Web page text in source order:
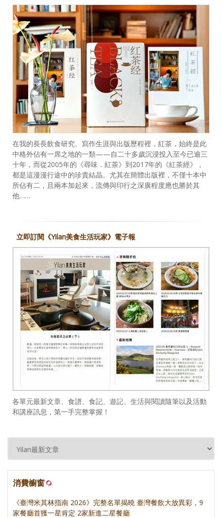
在我的長長飲食研究、寫作生涯與出版歷程裡，紅茶，始終是此
中格外佔有一席之地的一類——自二十多歲沉浸投入至今已逾三
十年，而從2005年的《尋味．紅茶》到2017年的《紅茶經》，
都是這漫漫行途中的珍貴結晶。尤其在簡體出版裡，不僅十本中
所佔有二，且兩本加起來，流傳與印行之深廣程度應也勝於其
他……
立即訂閱《Yilan美食生活玩家》電子報
各單元最新文章、食譜、食記、遊記、生活與閱讀隨筆以及活動
和講座訊息，第一手完整掌握！
消費櫥窗
《臺灣米其林指南 2026》完整名單揭曉 臺灣餐飲大放異彩，9
家餐廳首獲一星肯定 2家新進二星餐廳